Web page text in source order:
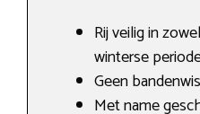
Rij veilig in
winterse
Geen
Met name